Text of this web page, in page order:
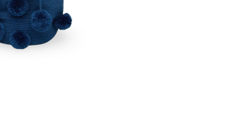
Aggiungi
al carrello